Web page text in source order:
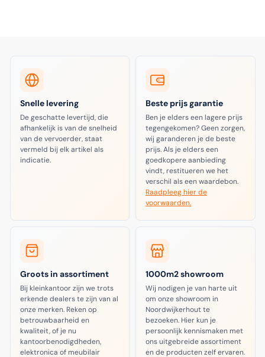
Snelle levering
De geschatte levertijd, die
afhankelijk is van de snelheid
van de vervoerder, staat
vermeld bij elk artikel als
indicatie.
Beste prijs garantie
Ben je elders een lagere prijs
tegengekomen? Geen zorgen,
wij garanderen je de beste
prijs. Als je elders een
goedkopere aanbieding
vindt, restitueren we het
verschil als een waardebon.
Raadpleeg hier de
voorwaarden.
Groots in assortiment
Bij kleinkantoor zijn we trots
erkende dealers te zijn van al
onze merken. Reken op
betrouwbaarheid en
kwaliteit, of je nu
kantoorbenodigdheden,
elektronica of meubilair
1000m2 showroom
Wij nodigen je van harte uit
om onze showroom in
Noordwijkerhout te
bezoeken. Hier kun je
persoonlijk kennismaken met
ons uitgebreide assortiment
en de producten zelf ervaren.